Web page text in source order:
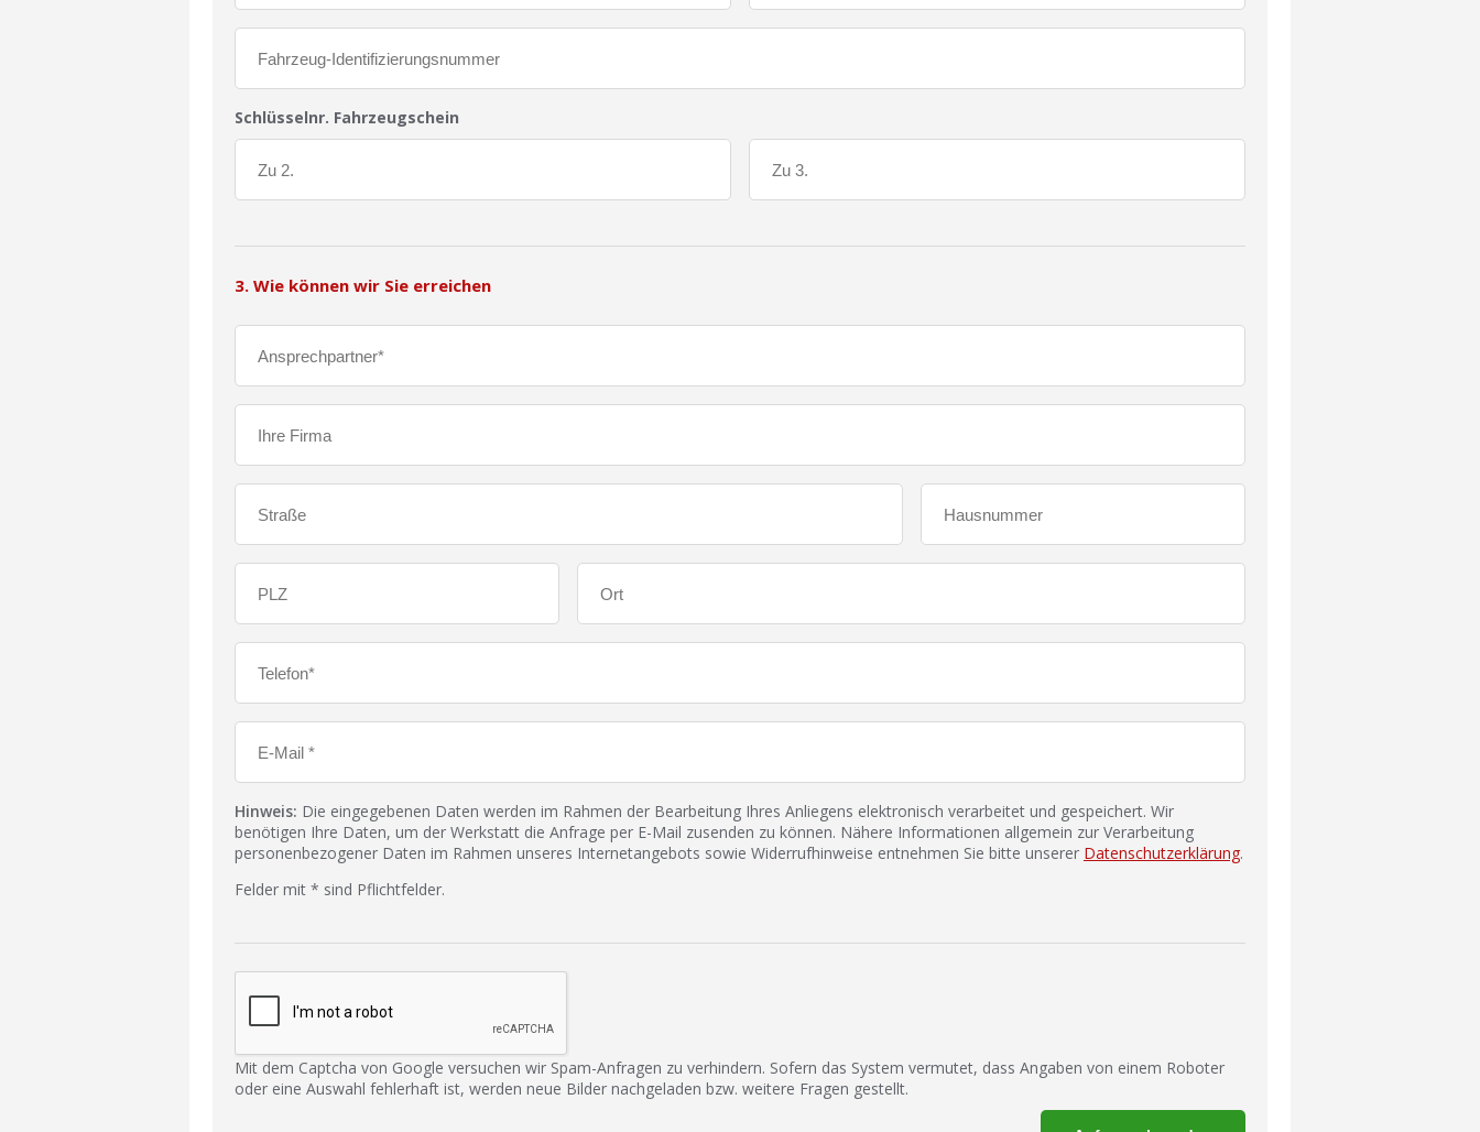
Schlüsselnr. Fahrzeugschein
3. Wie können wir Sie erreichen
Hinweis: Die eingegebenen Daten werden im Rahmen der Bearbeitung Ihres Anliegens elektronisch verarbeitet und gespeichert. Wir
benötigen Ihre Daten, um der Werkstatt die Anfrage per E-Mail zusenden zu können. Nähere Informationen allgemein zur Verarbeitung
personenbezogener Daten im Rahmen unseres Internetangebots sowie Widerrufhinweise entnehmen Sie bitte unserer Datenschutzerklärung.
Felder mit * sind Pflichtfelder.
Mit dem Captcha von Google versuchen wir Spam-Anfragen zu verhindern. Sofern das System vermutet, dass Angaben von einem Roboter
oder eine Auswahl fehlerhaft ist, werden neue Bilder nachgeladen bzw. weitere Fragen gestellt.